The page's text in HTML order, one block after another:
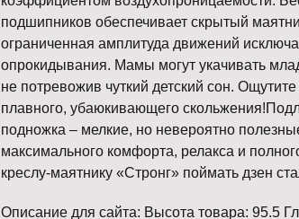
подшипников обеспечивает скрытый
ограниченная амплитуда движений
опрокидывания. Мамы могут укачивать
не потревожив чуткий детский сон.
плавного, убаюкивающего
подножка – мелкие, но невероятно
максимального комфорта, релакса и
креслу-маятнику «Стронг» поймать дзен
Описание для сайта: Высота товара: 95.5